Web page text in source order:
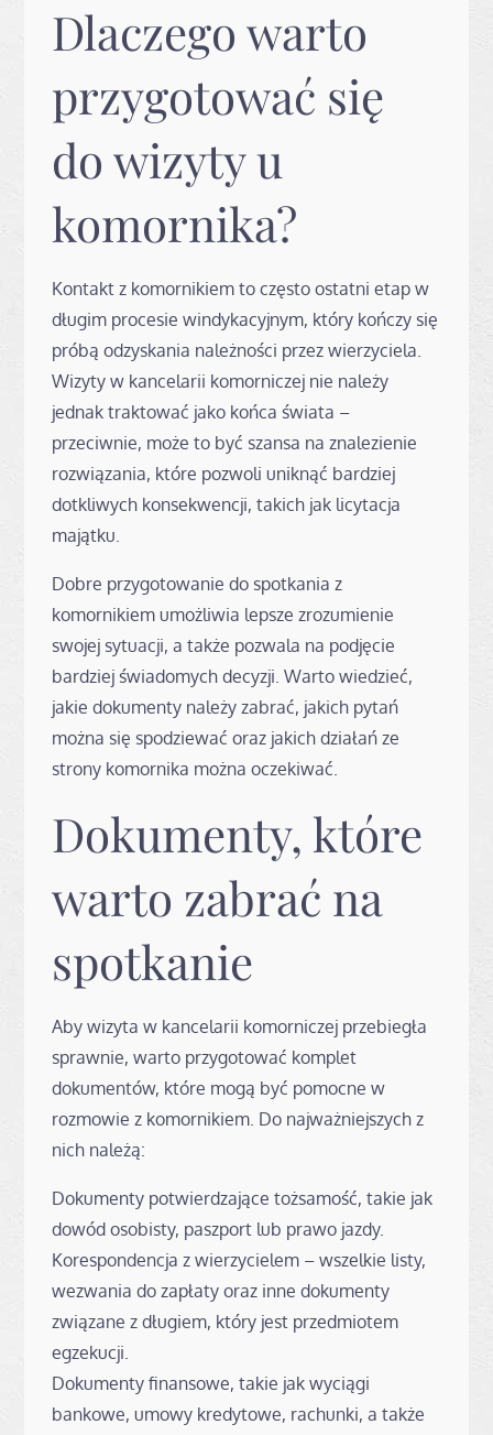
Dlaczego warto
przygotować się
do wizyty u
komornika?
Kontakt z komornikiem to często ostatni etap w
długim procesie windykacyjnym, który kończy się
próbą odzyskania należności przez wierzyciela.
Wizyty w kancelarii komorniczej nie należy
jednak traktować jako końca świata –
przeciwnie, może to być szansa na znalezienie
rozwiązania, które pozwoli uniknąć bardziej
dotkliwych konsekwencji, takich jak licytacja
majątku.
Dobre przygotowanie do spotkania z
komornikiem umożliwia lepsze zrozumienie
swojej sytuacji, a także pozwala na podjęcie
bardziej świadomych decyzji. Warto wiedzieć,
jakie dokumenty należy zabrać, jakich pytań
można się spodziewać oraz jakich działań ze
strony komornika można oczekiwać.
Dokumenty, które
warto zabrać na
spotkanie
Aby wizyta w kancelarii komorniczej przebiegła
sprawnie, warto przygotować komplet
dokumentów, które mogą być pomocne w
rozmowie z komornikiem. Do najważniejszych z
nich należą:
Dokumenty potwierdzające tożsamość, takie jak
dowód osobisty, paszport lub prawo jazdy.
Korespondencja z wierzycielem – wszelkie listy,
wezwania do zapłaty oraz inne dokumenty
związane z długiem, który jest przedmiotem
egzekucji.
Dokumenty finansowe, takie jak wyciągi
bankowe, umowy kredytowe, rachunki, a także